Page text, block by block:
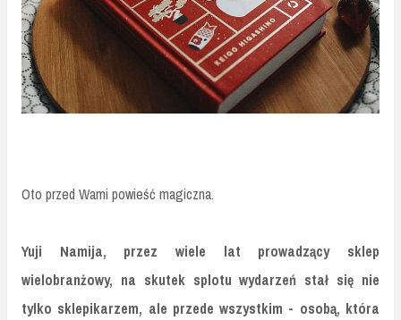
Oto przed Wami powieść magiczna.
Yuji Namija, przez wiele lat prowadzący sklep
wielobranżowy, na skutek splotu wydarzeń stał się nie
tylko sklepikarzem, ale przede wszystkim - osobą, która